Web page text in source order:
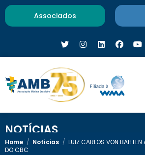
Associados
NOTÍCIAS
Home / Notícias / LUIZ CARLOS VON BAHTEN
DO CBC